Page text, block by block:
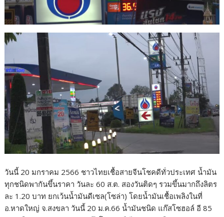
วันนี้ 20 มกราคม 2566 ชาวไทยเชื้อสายจีนโชคดีทั่วประเทศ น้ำมัน
ทุกชนิดพากันขึ้นราคา วันละ 60 ส.ต. สองวันติดๆ รวมขึ้นมากถึงลิตร
ละ 1.20 บาท ยกเว้นน้ำมันดีเซล(โซล่า) โดยน้ำมันเชื้อเพลิงในที่
อ.หาดใหญ่ จ.สงขลา วันนี้ 20 ม.ค.66 น้ำมันชนิด แก๊สโซฮอล์ อี 85